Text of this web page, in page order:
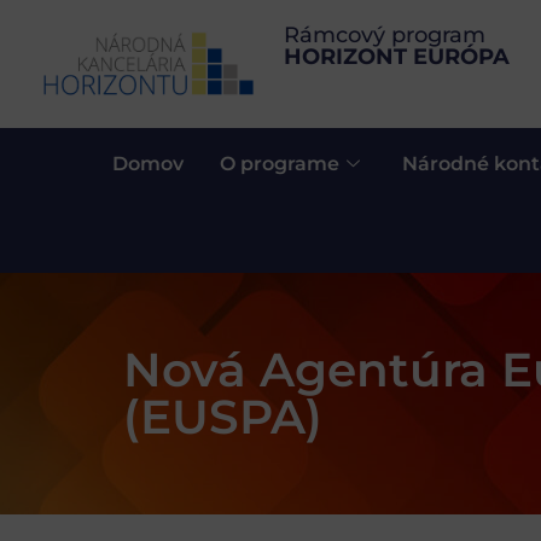
Rámcový program
HORIZONT EURÓPA
Domov O programe Národné
Nová Agentúra
(EUSPA)